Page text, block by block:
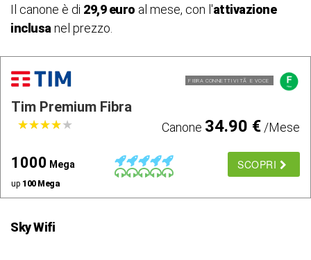
Il canone è di 29,9 euro al mese, con l'attivazione
inclusa nel prezzo.
FIBRA CONNETTIVITÃ E VOCE
Tim Premium Fibra
★★★★★
★★★★★ Canone 34.90 €/Mese
1000 Mega
up 100 Mega
SCOPRI
Sky Wifi